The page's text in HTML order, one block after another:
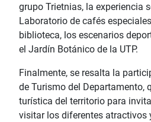
grupo Trietnias, la experiencia
Laboratorio de cafés
biblioteca, los escenarios
el Jardín Botánico de la UTP.
Finalmente, se resalta la
de Turismo del Departamento,
turística del territorio para
visitar los diferentes atractivos